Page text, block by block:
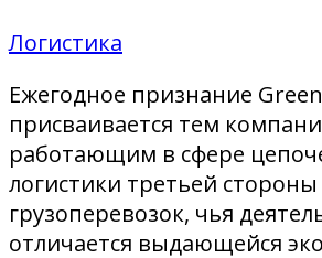
Логистика
Ежегодное признание
присваивается тем
работающим в сфере
логистики третьей
грузоперевозок, чья
отличается выдающейся